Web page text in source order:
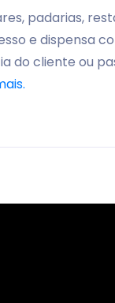
padarias,
e dispensa
do cliente ou